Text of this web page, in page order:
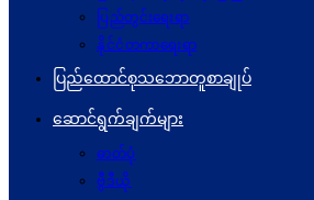
ပြည်တွင်းရေးရာ
နိုင်ငံတကာရေးရာ
ပြည်ထောင်စုသဘောတူစာချုပ်
ဆောင်ရွက်ချက်များ
ဓာတ်ပုံ
ဗွီဒီယို